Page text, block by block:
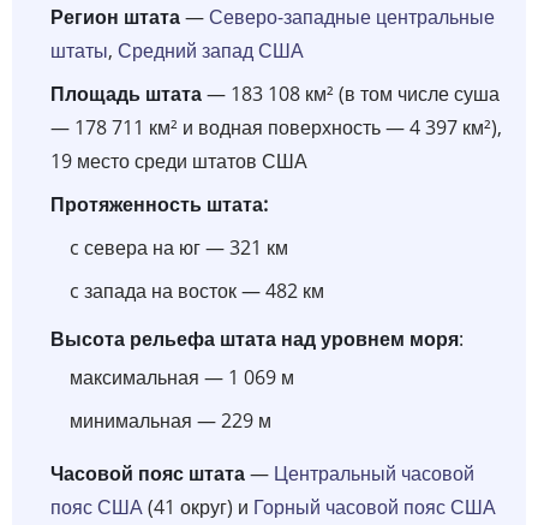
Регион штата—Северо-западные центральные
штаты, Средний запад США
Площадь штата— 183 108 км² (в том числе суша
— 178 711 км² и водная поверхность — 4 397 км²),
19 место среди штатов США
Протяженность штата:
c севера на юг — 321 км
c запада на восток — 482 км
Высота рельефа штата над уровнем моря:
максимальная — 1 069 м
минимальная — 229 м
Часовой пояс штата— Центральный часовой
пояс США(41 округ) и Горный часовой пояс США